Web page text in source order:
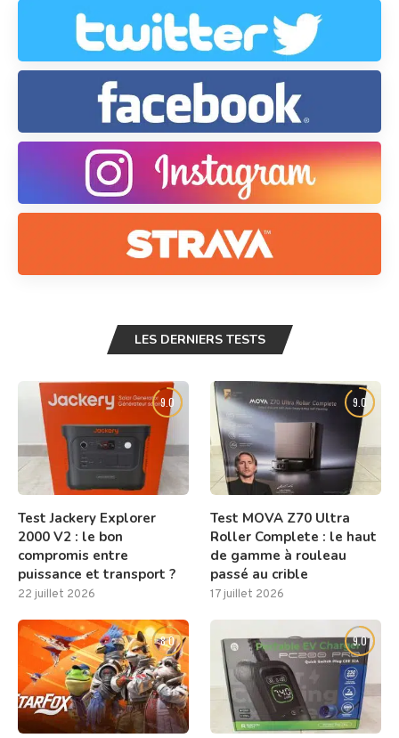
LES DERNIERS TESTS
9.0
Test Jackery Explorer
2000 V2 : le bon
compromis entre
puissance et transport ?
22 juillet 2026
9.0
Test MOVA Z70 Ultra
Roller Complete : le haut
de gamme à rouleau
passé au crible
17 juillet 2026
8.0 9.0